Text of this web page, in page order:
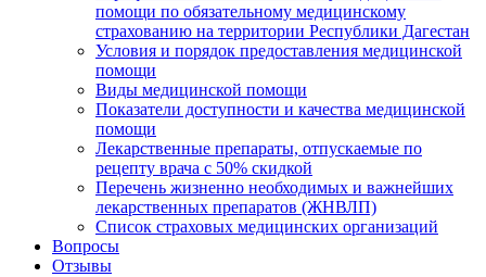
помощи по обязательному медицинскому
страхованию на территории Республики Дагестан
Условия и порядок предоставления медицинской
помощи
Виды медицинской помощи
Показатели доступности и качества медицинской
помощи
Лекарственные препараты, отпускаемые по
рецепту врача с 50% скидкой
Перечень жизненно необходимых и важнейших
лекарственных препаратов (ЖНВЛП)
Список страховых медицинских организаций
Вопросы
Отзывы